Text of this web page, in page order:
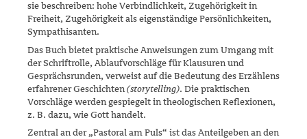
sie beschreiben: hohe Verbindlichkeit, Zugehörigkeit in
Freiheit, Zuge­hörigkeit als eigenständige Persönlichkeiten,
Sympathisanten.
Das Buch bietet praktische Anweisungen zum Umgang mit
der Schriftrolle, Ablaufvorschläge für Klausuren und
Gesprächsrunden, verweist auf die Bedeutung des Erzählens
erfahrener Geschichten (storytelling). Die praktischen
Vorschläge werden gespiegelt in theologischen Reflexionen,
z. B. dazu, wie Gott handelt.
Zentral an der „Pastoral am Puls“ ist das Anteilgeben an den